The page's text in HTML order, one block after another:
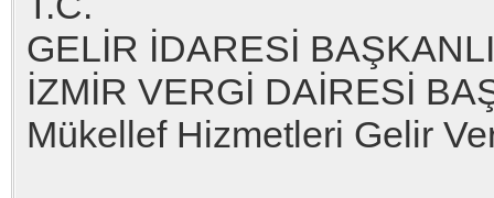
GELİR İDARESİ
İZMİR VERGİ DAİRESİ
Mükellef Hizmetleri Gelir